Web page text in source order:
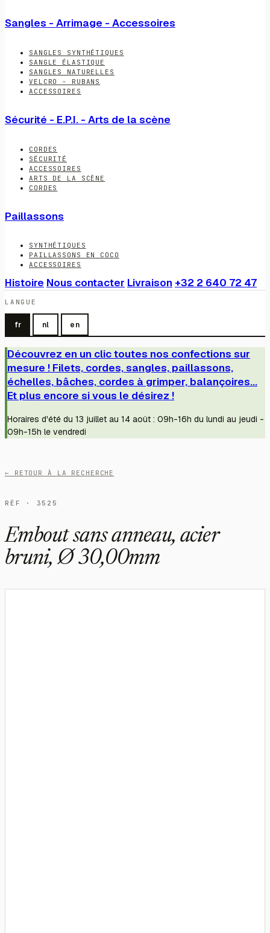
Sangles - Arrimage - Accessoires
SANGLES SYNTHÉTIQUES
SANGLE ÉLASTIQUE
SANGLES NATURELLES
VELCRO - RUBANS
ACCESSOIRES
Sécurité - E.P.I. - Arts de la scène
CORDES
SÉCURITÉ
ACCESSOIRES
ARTS DE LA SCÈNE
CORDES
Paillassons
SYNTHÉTIQUES
PAILLASSONS EN COCO
ACCESSOIRES
Histoire Nous contacter Livraison +32 2 640 72 47
LANGUE
fr nl en
Découvrez en un clic toutes nos confections sur
mesure ! Filets, cordes, sangles, paillassons,
échelles, bâches, cordes à grimper, balançoires...
Et plus encore si vous le désirez !
Horaires d'été du 13 juillet au 14 août : 09h-16h du lundi au jeudi -
09h-15h le vendredi
← RETOUR À LA RECHERCHE
RÉF · 3525
Embout sans anneau, acier
bruni, Ø 30,00mm